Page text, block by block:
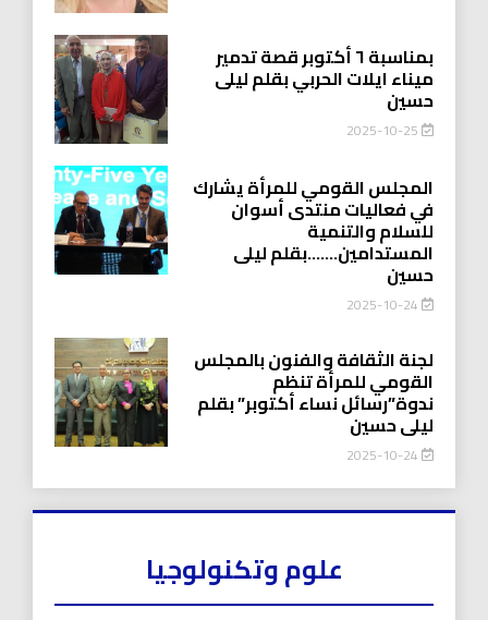
بمناسبة ٦ أكتوبر قصة تدمير
ميناء ايلات الحربي بقلم ليلى
حسين
2025-10-25
المجلس القومي للمرأة يشارك
في فعاليات منتدى أسوان
للسلام والتنمية
المستدامين…….بقلم ليلى
حسين
2025-10-24
لجنة الثقافة والفنون بالمجلس
القومي للمرأة تنظم
ندوة”رسائل نساء أكتوبر” بقلم
ليلى حسين
2025-10-24
علوم وتكنولوجيا